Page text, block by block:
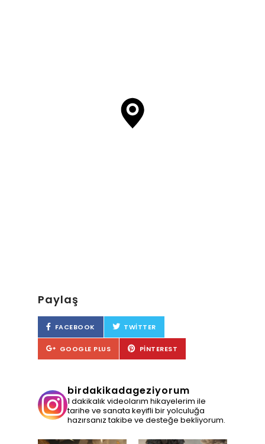
Paylaş
FACEBOOK TWITTER
GOOGLE PLUS PINTEREST
birdakikadageziyorum
1 dakikalık videolarım hikayelerim ile
tarihe ve sanata keyifli bir yolculuğa
hazırsanız takibe ve desteğe bekliyorum.